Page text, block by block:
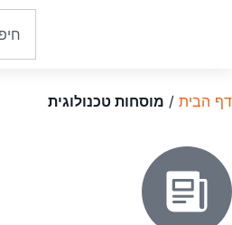
דף הבית / מוסחות טכנולוגית